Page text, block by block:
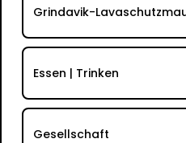
Grindavik-
Essen | Trinken
Gesellschaft